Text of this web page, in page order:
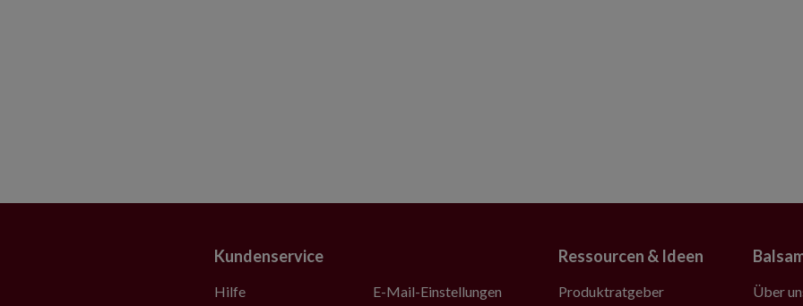
Kundenservice
Hilfe
E-Mail-Einstellungen
Ressourcen & Ideen
Produktratgeber
Über